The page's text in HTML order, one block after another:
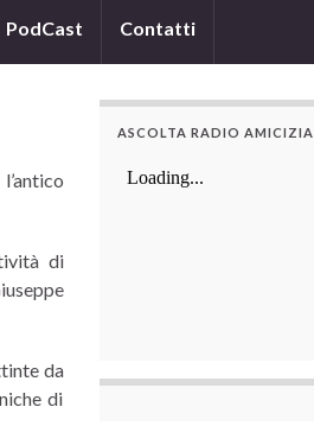
PodCast Contatti
di
da
di
ASCOLTA RADIO AMICIZIA